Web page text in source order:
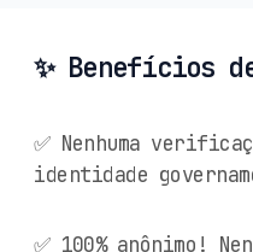
✨ Benefícios
✅ Nenhuma
identidade
✅ 100% anônimo!